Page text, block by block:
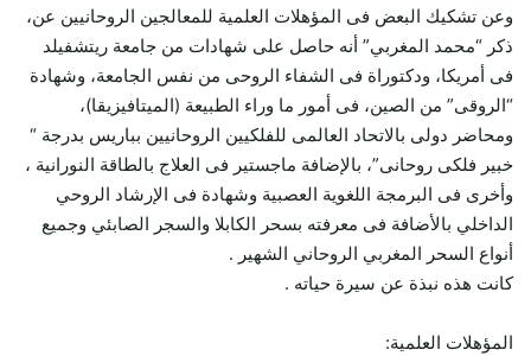
وعن تشكيك البعض فى المؤهلات العلمية للمعالجين الروحانيين عن،
ذكر “محمد المغربي” أنه حاصل على شهادات من جامعة ريتشفيلد
فى أمريكا، ودكتوراة فى الشفاء الروحى من نفس الجامعة، وشهادة
“الروقى” من الصين، فى أمور ما وراء الطبيعة (الميتافيزيقا)،
ومحاضر دولى بالاتحاد العالمى للفلكيين الروحانيين بباريس بدرجة “
خبير فلكى روحانى”، بالإضافة ماجستير فى العلاج بالطاقة النورانية ،
وأخرى فى البرمجة اللغوية العصبية وشهادة فى الإرشاد الروحي
الداخلي بالأضافة فى معرفته بسحر الكابلا والسجر الصابئي وجميع
أنواع السحر المغربي الروحاني الشهير .
كانت هذه نبذة عن سيرة حياته .
المؤهلات العلمية: